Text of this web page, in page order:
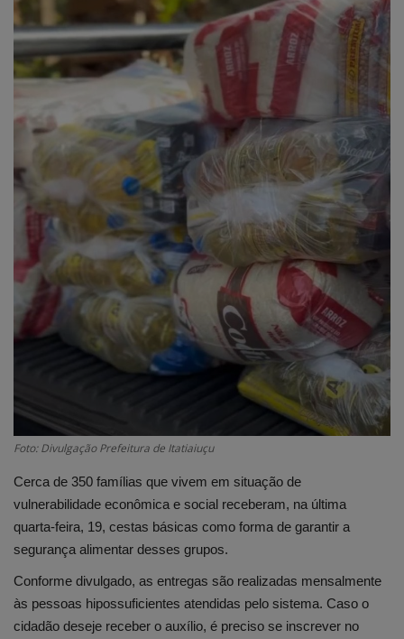
Edições em PDF
Foto: Divulgação Prefeitura de Itatiaiuçu
Cerca de 350 famílias que vivem em situação de
vulnerabilidade econômica e social receberam, na última
quarta-feira, 19, cestas básicas como forma de garantir a
segurança alimentar desses grupos.
Conforme divulgado, as entregas são realizadas mensalmente
às pessoas hipossuficientes atendidas pelo sistema. Caso o
cidadão deseje receber o auxílio, é preciso se inscrever no